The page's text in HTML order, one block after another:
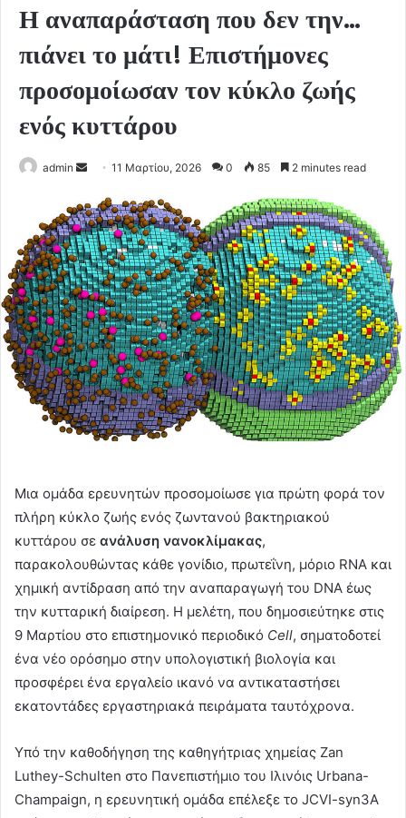
Η αναπαράσταση που δεν την…
πιάνει το μάτι! Επιστήμονες
προσομοίωσαν τον κύκλο ζωής
ενός κυττάρου
admin
Send
email
11 Μαρτίου, 2026 0 85 2 minutes read
Μια ομάδα ερευνητών προσομοίωσε για πρώτη φορά τον
πλήρη κύκλο ζωής ενός ζωντανού βακτηριακού
κυττάρου σε ανάλυση νανοκλίμακας,
παρακολουθώντας κάθε γονίδιο, πρωτεΐνη, μόριο RNA και
χημική αντίδραση από την αναπαραγωγή του DNA έως
την κυτταρική διαίρεση. Η μελέτη, που δημοσιεύτηκε στις
9 Μαρτίου στο επιστημονικό περιοδικό Cell, σηματοδοτεί
ένα νέο ορόσημο στην υπολογιστική βιολογία και
προσφέρει ένα εργαλείο ικανό να αντικαταστήσει
εκατοντάδες εργαστηριακά πειράματα ταυτόχρονα.
Υπό την καθοδήγηση της καθηγήτριας χημείας Zan
Luthey-Schulten στο Πανεπιστήμιο του Ιλινόις Urbana-
Champaign, η ερευνητική ομάδα επέλεξε το JCVI-syn3A